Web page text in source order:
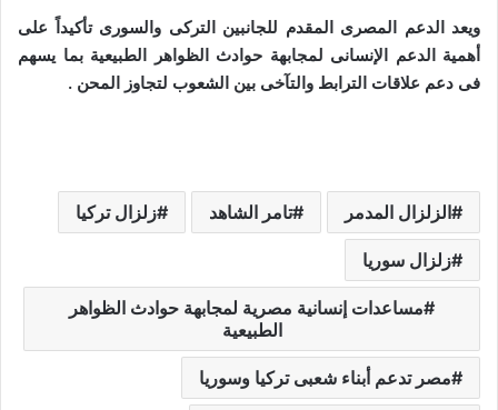
ويعد الدعم المصرى المقدم للجانبين التركى والسورى تأكيداً على
أهمية الدعم الإنسانى لمجابهة حوادث الظواهر الطبيعية بما يسهم
فى دعم علاقات الترابط والتآخى بين الشعوب لتجاوز المحن .
الزلزال المدمر تامر الشاهد زلزال تركيا
زلزال سوريا
مساعدات إنسانية مصرية لمجابهة حوادث الظواهر
الطبيعية
مصر تدعم أبناء شعبى تركيا وسوريا